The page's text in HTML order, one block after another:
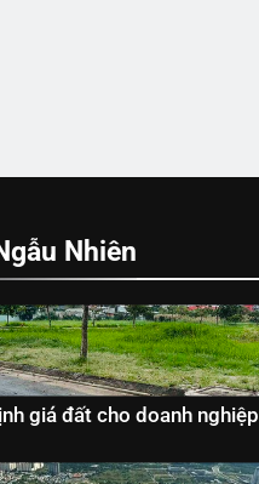
Nhiên
giá đất cho doanh nghiệp